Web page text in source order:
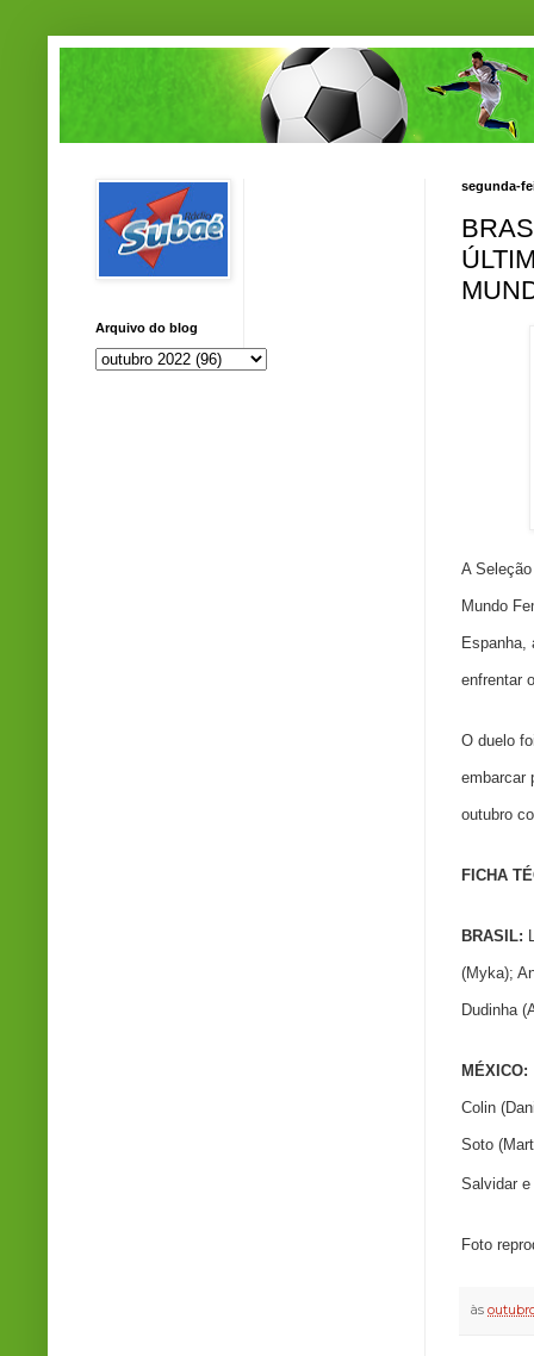
segunda-
A
Mundo
Espanha,
enfrentar
O duelo
embarcar
outubro
FICHA
BRASIL:
(Myka);
Dudinha
MÉXICO:
Colin
Soto
Salvidar
Foto
às
Arquivo do blog